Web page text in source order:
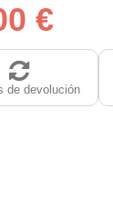
€
de devolución